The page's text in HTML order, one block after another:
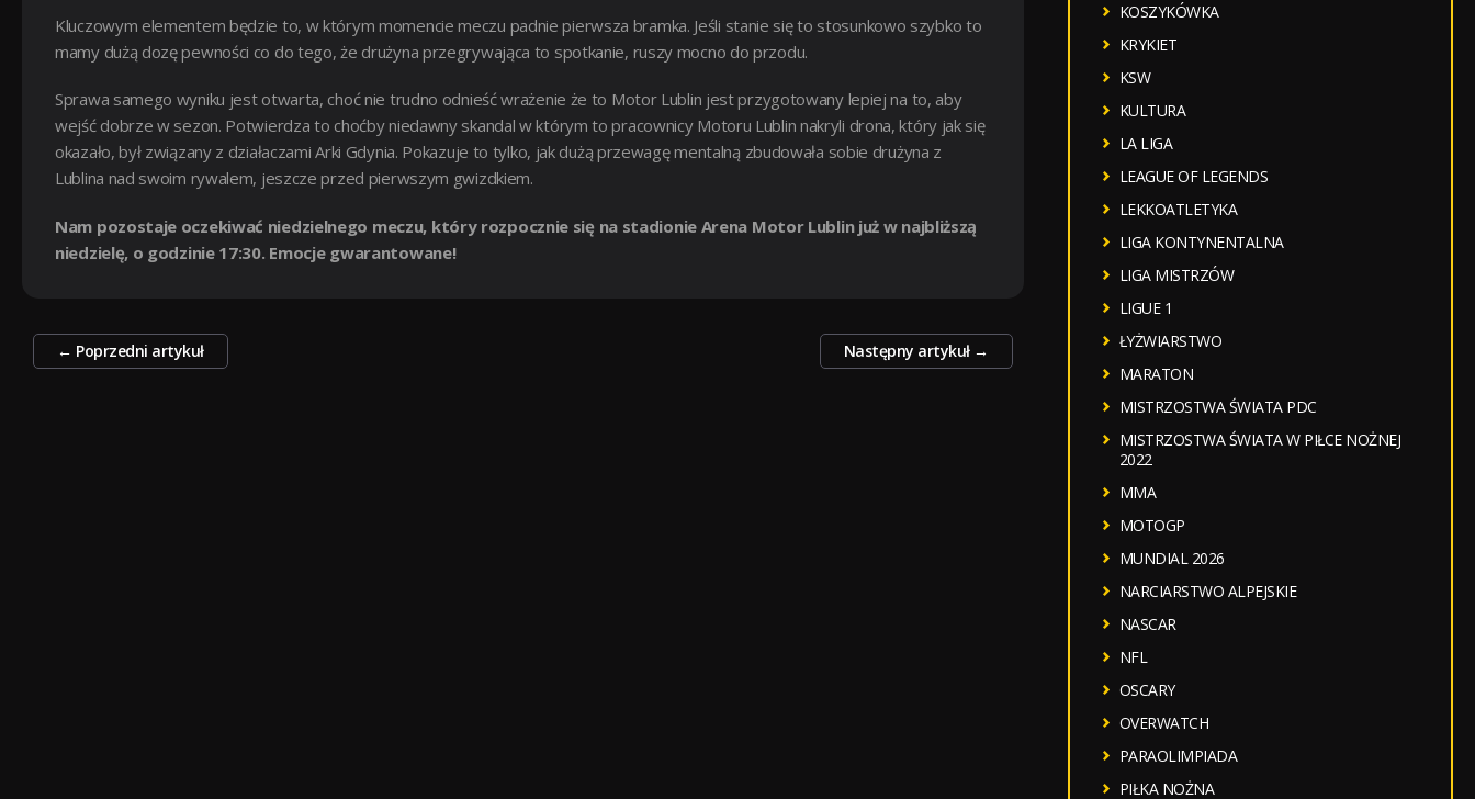
Kluczowym elementem będzie to, w którym momencie meczu padnie pierwsza bramka. Jeśli stanie się to stosunkowo szybko to
mamy dużą dozę pewności co do tego, że drużyna przegrywająca to spotkanie, ruszy mocno do przodu.
Sprawa samego wyniku jest otwarta, choć nie trudno odnieść wrażenie że to Motor Lublin jest przygotowany lepiej na to, aby
wejść dobrze w sezon. Potwierdza to choćby niedawny skandal w którym to pracownicy Motoru Lublin nakryli drona, który jak się
okazało, był związany z działaczami Arki Gdynia. Pokazuje to tylko, jak dużą przewagę mentalną zbudowała sobie drużyna z
Lublina nad swoim rywalem, jeszcze przed pierwszym gwizdkiem.
Nam pozostaje oczekiwać niedzielnego meczu, który rozpocznie się na stadionie Arena Motor Lublin już w najbliższą
niedzielę, o godzinie 17:30. Emocje gwarantowane!
Zobacz
← Poprzedni artykuł Następny artykuł →
KOSZYKÓWKA
KRYKIET
KSW
KULTURA
LA LIGA
LEAGUE OF LEGENDS
LEKKOATLETYKA
LIGA KONTYNENTALNA
LIGA MISTRZÓW
LIGUE 1
ŁYŻWIARSTWO
MARATON
MISTRZOSTWA ŚWIATA PDC
MISTRZOSTWA ŚWIATA W PIŁCE NOŻNEJ
2022
MMA
MOTOGP
MUNDIAL 2026
NARCIARSTWO ALPEJSKIE
NASCAR
NFL
OSCARY
OVERWATCH
PARAOLIMPIADA
PIŁKA NOŻNA